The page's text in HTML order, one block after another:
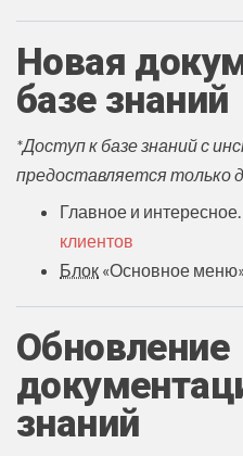
Новая
базе знаний
*Доступ к базе знаний с
предоставляется только
Главное и
клиентов
Блок «‎Основное
Обновление
знаний